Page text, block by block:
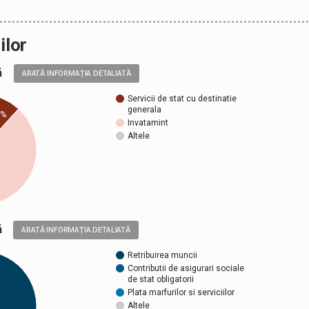
ARATĂ INFORMAȚIA DETALIATĂ
Servicii de stat cu destinatie
generala
Invatamint
Altele
ARATĂ INFORMAȚIA DETALIATĂ
Retribuirea muncii
Contributii de asigurari sociale
de stat obligatorii
Plata marfurilor si serviciilor
Altele